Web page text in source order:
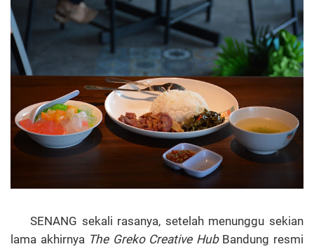
SENANG sekali rasanya, setelah menunggu sekian
lama akhirnya The Greko Creative HubBandung resmi